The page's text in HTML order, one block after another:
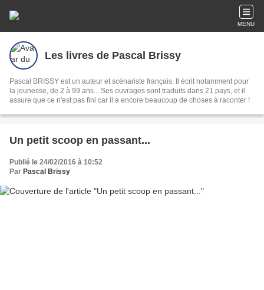
MENU
Les livres de Pascal Brissy
Pascal BRISSY est un auteur et scénariste français. Il écrit notamment pour
la jeunesse, de 2 à 99 ans... Ses ouvrages sont traduits dans 21 pays, et il
assure que ce n'est pas fini car il a encore beaucoup de choses à raconter !
Un petit scoop en passant...
Publié le 24/02/2016 à 10:52
Par Pascal Brissy